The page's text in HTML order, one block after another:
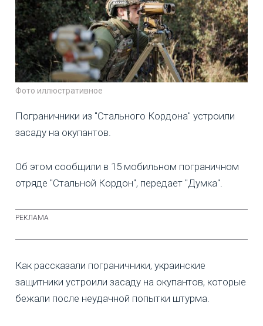
Фото иллюстративное
Пограничники из "Стального Кордона" устроили
засаду на окупантов.
Об этом сообщили в 15 мобильном пограничном
отряде "Стальной Кордон", передает "Думка".
Как рассказали пограничники, украинские
защитники устроили засаду на окупантов, которые
бежали после неудачной попытки штурма.